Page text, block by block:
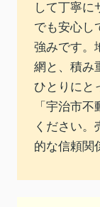
して丁寧に
でも安心し
強みです。
網と、積み
ひとりにと
「宇治市
ください。
的な信頼関